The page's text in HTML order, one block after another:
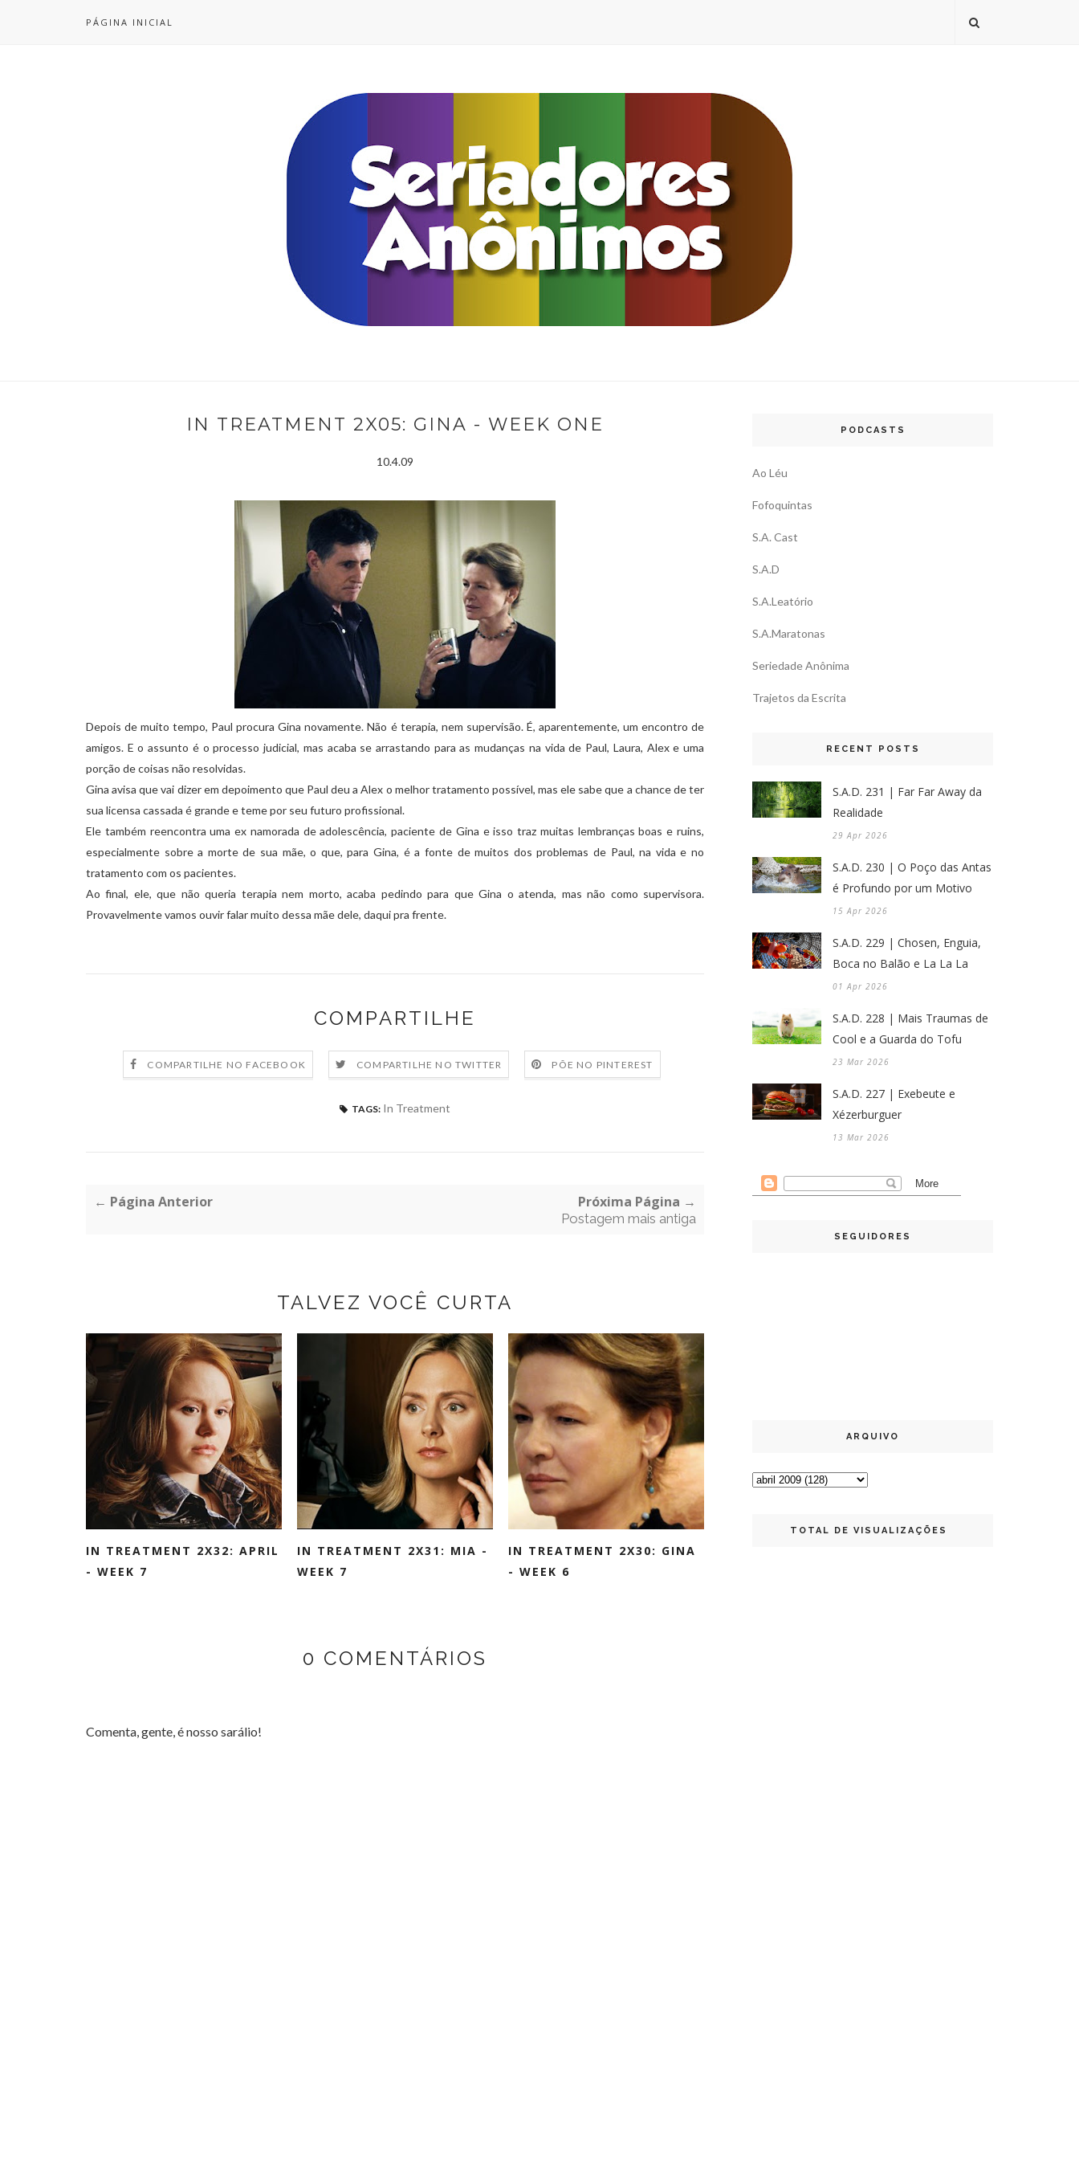
PÁGINA INICIAL
IN TREATMENT 2X05: GINA - WEEK ONE
10.4.09
Depois de muito tempo, Paul procura Gina novamente. Não é terapia, nem supervisão. É, aparentemente, um encontro de
amigos. E o assunto é o processo judicial, mas acaba se arrastando para as mudanças na vida de Paul, Laura, Alex e uma
porção de coisas não resolvidas.
Gina avisa que vai dizer em depoimento que Paul deu a Alex o melhor tratamento possível, mas ele sabe que a chance de ter
sua licensa cassada é grande e teme por seu futuro profissional.
Ele também reencontra uma ex namorada de adolescência, paciente de Gina e isso traz muitas lembranças boas e ruins,
especialmente sobre a morte de sua mãe, o que, para Gina, é a fonte de muitos dos problemas de Paul, na vida e no
tratamento com os pacientes.
Ao final, ele, que não queria terapia nem morto, acaba pedindo para que Gina o atenda, mas não como supervisora.
Provavelmente vamos ouvir falar muito dessa mãe dele, daqui pra frente.
COMPARTILHE
COMPARTILHE NO FACEBOOK COMPARTILHE NO TWITTER PÕE NO PINTEREST
TAGS: In Treatment
← Página Anterior Próxima Página →
Postagem mais antiga
TALVEZ VOCÊ CURTA
IN TREATMENT 2X32: APRIL
- WEEK 7
IN TREATMENT 2X31: MIA -
WEEK 7
IN TREATMENT 2X30: GINA
- WEEK 6
0 COMENTÁRIOS
Comenta, gente, é nosso sarálio!
PODCASTS
Ao Léu
Fofoquintas
S.A. Cast
S.A.D
S.A.Leatório
S.A.Maratonas
Seriedade Anônima
Trajetos da Escrita
RECENT POSTS
S.A.D. 231 | Far Far Away da
Realidade
29 Apr 2026
S.A.D. 230 | O Poço das Antas
é Profundo por um Motivo
15 Apr 2026
S.A.D. 229 | Chosen, Enguia,
Boca no Balão e La La La
01 Apr 2026
S.A.D. 228 | Mais Traumas de
Cool e a Guarda do Tofu
23 Mar 2026
S.A.D. 227 | Exebeute e
Xézerburguer
13 Mar 2026
SEGUIDORES
ARQUIVO
TOTAL DE VISUALIZAÇÕES